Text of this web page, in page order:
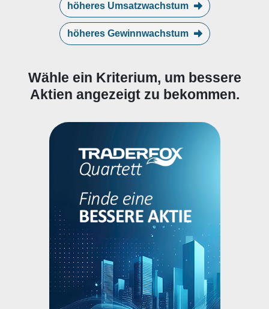
höheres Umsatzwachstum
höheres Gewinnwachstum
Wähle ein Kriterium, um bessere
Aktien angezeigt zu bekommen.